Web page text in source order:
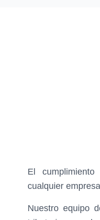
El
cualquier
Nuestro equipo